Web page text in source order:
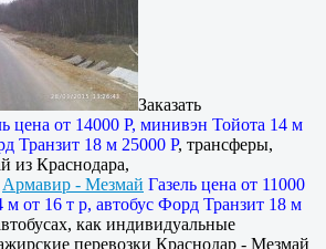
Заказать
цена от 14000 Р, минивэн Тойота 14 м
Транзит 18 м 25000 Р, трансферы,
из Краснодара,
Армавир - Мезмай Газель цена от 11000
от 16 т р, автобус Форд Транзит 18 м
как индивидуальные
перевозки Краснодар - Мезмай